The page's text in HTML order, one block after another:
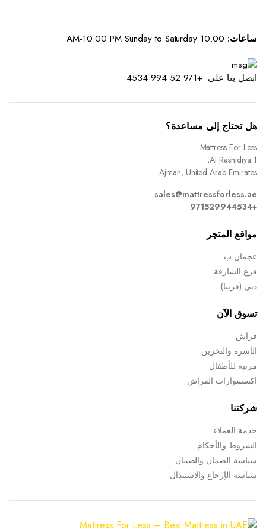
ساعات:
اتصل بنا على: +971 52 994 4534
هل تحتاج إلى مساعدة؟
Mattress For Less
Al Rashidiya 1,
Ajman, United Arab Emirates
sales@mattressforless.ae
+971529944534
مواقع المتجر
عجمان ب
فرع الشارقة
دبي (قريبا)
تسوق الآن
فراش
الأسرة والتخزين
مرتبة للأطفال
اكسسوارات الفراش
شركتنا
خدمة العملاء
الشروط والأحكام
سياسة الضمان والضمان
سياسة الإرجاع والاستبدال